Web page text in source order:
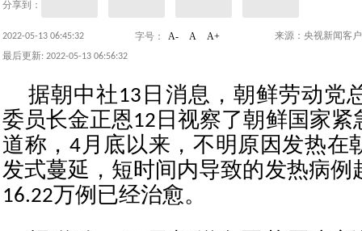
分享到：
2022-05-13 06:45:32 字号： A- A A+ 来源：央视新闻客
最后更新: 2022-05-13 06:56:32
据朝中社13日消息，朝鲜劳动党
委员长金正恩12日视察了朝鲜国家紧
道称，4月底以来，不明原因发热在
发式蔓延，短时间内导致的发热病例
16.22万例已经治愈。